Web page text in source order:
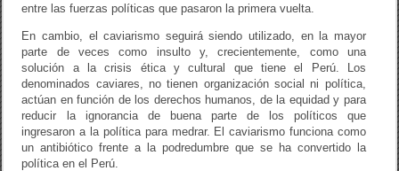
entre las fuerzas políticas que pasaron la primera vuelta.
En cambio, el caviarismo seguirá siendo utilizado, en la mayor
parte de veces como insulto y, crecientemente, como una
solución a la crisis ética y cultural que tiene el Perú. Los
denominados caviares, no tienen organización social ni política,
actúan en función de los derechos humanos, de la equidad y para
reducir la ignorancia de buena parte de los políticos que
ingresaron a la política para medrar. El caviarismo funciona como
un antibiótico frente a la podredumbre que se ha convertido la
política en el Perú.